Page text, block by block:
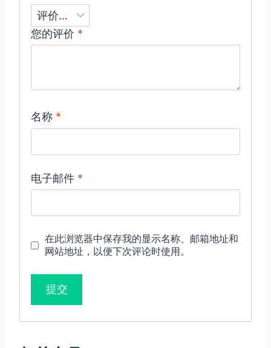
您的评价 *
名称 *
电子邮件 *
在此浏览器中保存我的显示名称、邮箱地址和
网站地址，以便下次评论时使用。